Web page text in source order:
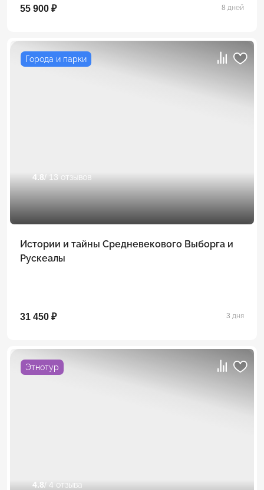
55 900 ₽ 8 дней
Города и парки
4.8/ 13 отзывов
Истории и тайны Средневекового Выборга и
Рускеалы
31 450 ₽ 3 дня
Этнотур
4.8/ 4 отзыва